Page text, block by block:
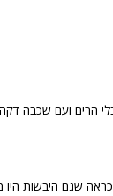
הרים ועם שכבה
שגם היבשות היו